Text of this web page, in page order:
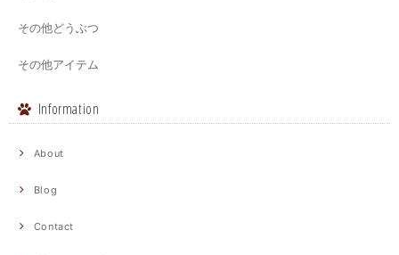
その他どうぶつ
その他アイテム
Information
About
Blog
Contact